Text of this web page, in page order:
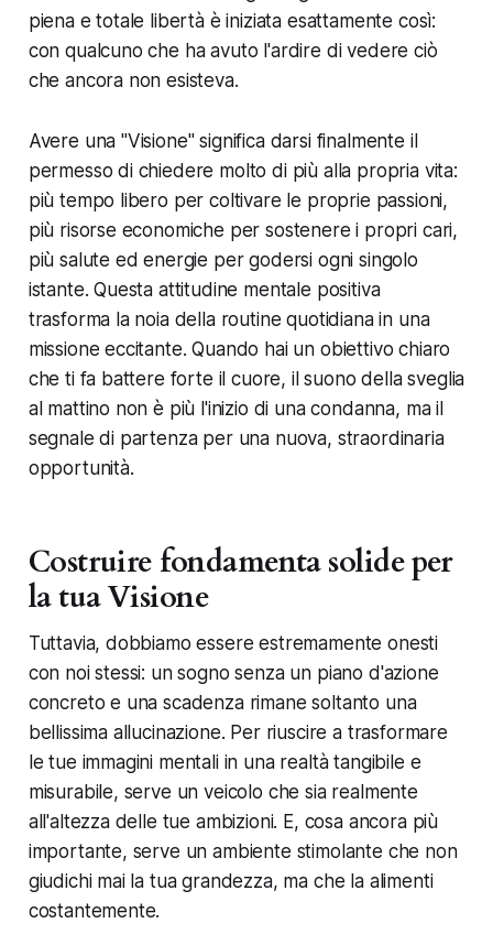
piena e totale libertà è iniziata esattamente così:
con qualcuno che ha avuto l'ardire di vedere ciò
che ancora non esisteva.
Avere una "Visione" significa darsi finalmente il
permesso di chiedere molto di più alla propria vita:
più tempo libero per coltivare le proprie passioni,
più risorse economiche per sostenere i propri cari,
più salute ed energie per godersi ogni singolo
istante. Questa attitudine mentale positiva
trasforma la noia della routine quotidiana in una
missione eccitante. Quando hai un obiettivo chiaro
che ti fa battere forte il cuore, il suono della sveglia
al mattino non è più l'inizio di una condanna, ma il
segnale di partenza per una nuova, straordinaria
opportunità.
Costruire fondamenta solide per
la tua Visione
Tuttavia, dobbiamo essere estremamente onesti
con noi stessi: un sogno senza un piano d'azione
concreto e una scadenza rimane soltanto una
bellissima allucinazione. Per riuscire a trasformare
le tue immagini mentali in una realtà tangibile e
misurabile, serve un veicolo che sia realmente
all'altezza delle tue ambizioni. E, cosa ancora più
importante, serve un ambiente stimolante che non
giudichi mai la tua grandezza, ma che la alimenti
costantemente.